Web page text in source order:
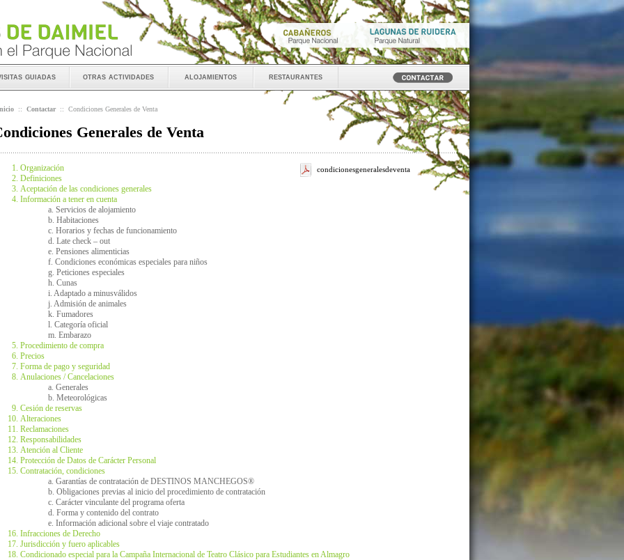
guiadas otras actividades alojamientos restaurantes
:: Contactar :: Condiciones Generales de Venta
Generales de Venta
condicionesgeneralesdeventa
Organización
Definiciones
Aceptación de las condiciones generales
Información a tener en cuenta
a. Servicios de alojamiento
b. Habitaciones
c. Horarios y fechas de funcionamiento
d. Late check – out
e. Pensiones alimenticias
f. Condiciones económicas especiales para niños
g. Peticiones especiales
h. Cunas
i. Adaptado a minusválidos
j. Admisión de animales
k. Fumadores
l. Categoría oficial
m. Embarazo
Procedimiento de compra
Precios
Forma de pago y seguridad
Anulaciones / Cancelaciones
a. Generales
b. Meteorológicas
Cesión de reservas
Alteraciones
Reclamaciones
Responsabilidades
Atención al Cliente
Protección de Datos de Carácter Personal
Contratación, condiciones
a. Garantías de contratación de DESTINOS MANCHEGOS®
b. Obligaciones previas al inicio del procedimiento de contratación
c. Carácter vinculante del programa oferta
d. Forma y contenido del contrato
e. Información adicional sobre el viaje contratado
Infracciones de Derecho
Jurisdicción y fuero aplicables
Condicionado especial para la Campaña Internacional de Teatro Clásico para Estudiantes en Almagro